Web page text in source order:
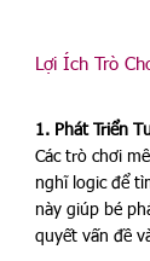
Lợi Ích Trò
1. Phát Triển
Các trò chơi
nghĩ logic để
này giúp bé
quyết vấn đề